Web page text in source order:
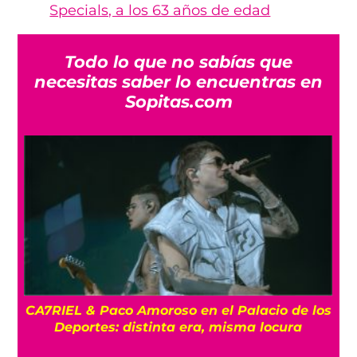
Specials, a los 63 años de edad
Todo lo que no sabías que
necesitas saber lo encuentras en
Sopitas.com
CA7RIEL & Paco Amoroso en el Palacio de los
Deportes: distinta era, misma locura